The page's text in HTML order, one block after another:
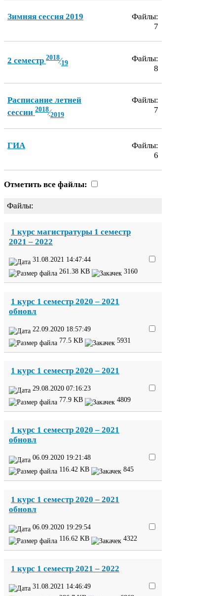
Зимняя сессия 2019
Файлы:
7
2 семестр 2018⁄19
Файлы:
8
Расписание летней
сессии 2018⁄2019
Файлы:
7
ГИА
Файлы:
6
Отметить все файлы:
Файлы:
1 курс магистратуры 1 семестр
2021 – 2022
31.08.2021 14:47:44
261 38 KB 3160
1 курс 1 семестр 2020 – 2021
обновл
22 09 2020 18:57:49
77 5 KB 5931
1 курс 1 семестр 2020 – 2021
29 08 2020 07:16:23
77.9 KB 4809
1 курс 1 семестр 2020 – 2021
обновл
06.09.2020 19:21:48
116 42 KB 845
1 курс 1 семестр 2020 – 2021
обновл
06 09 2020 19:29:54
116 62 KB 4322
1 курс 1 семестр 2021 – 2022
31 08 2021 14:46:49